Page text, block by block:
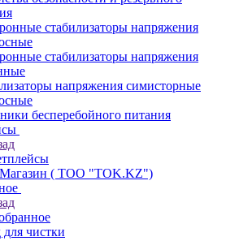
стабилизаторы напряжения
стабилизаторы напряжения
напряжения симисторные
бесперебойного питания
( ТОО "TOK.KZ")
чистки